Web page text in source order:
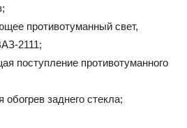
противотуманный свет,
2111;
поступление противотуманного
заднего стекла;